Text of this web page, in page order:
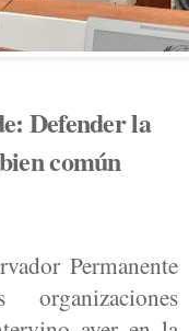
Defender la
común
Permanente